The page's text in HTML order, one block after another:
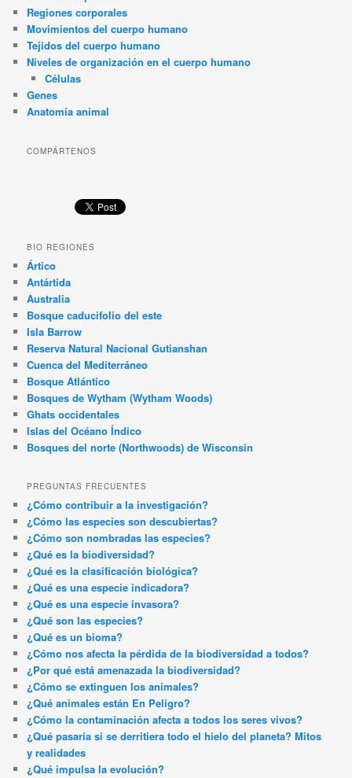
Regiones corporales
Movimientos del cuerpo humano
Tejidos del cuerpo humano
Niveles de organización en el cuerpo humano
Células
Genes
Anatomía animal
COMPÁRTENOS
BIO REGIONES
Ártico
Antártida
Australia
Bosque caducifolio del este
Isla Barrow
Reserva Natural Nacional Gutianshan
Cuenca del Mediterráneo
Bosque Atlántico
Bosques de Wytham (Wytham Woods)
Ghats occidentales
Islas del Océano Índico
Bosques del norte (Northwoods) de Wisconsin
PREGUNTAS FRECUENTES
¿Cómo contribuir a la investigación?
¿Cómo las especies son descubiertas?
¿Cómo son nombradas las especies?
¿Qué es la biodiversidad?
¿Qué es la clasificación biológica?
¿Qué es una especie indicadora?
¿Qué es una especie invasora?
¿Qué son las especies?
¿Qué es un bioma?
¿Cómo nos afecta la pérdida de la biodiversidad a todos?
¿Por qué está amenazada la biodiversidad?
¿Cómo se extinguen los animales?
¿Qué animales están En Peligro?
¿Cómo la contaminación afecta a todos los seres vivos?
¿Qué pasaría si se derritiera todo el hielo del planeta? Mitos
y realidades
¿Qué impulsa la evolución?